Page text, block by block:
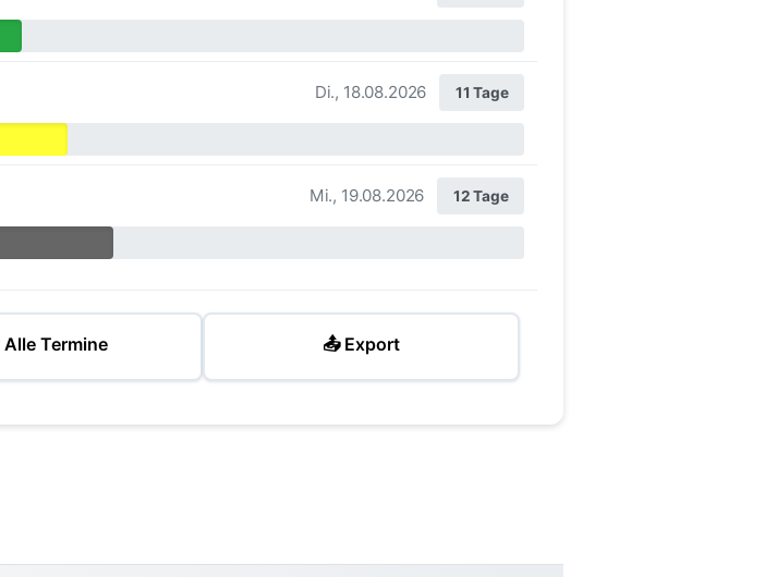
Di., 18.08.2026 11 Tage
Mi., 19.08.2026 12 Tage
Alle Termine 📤 Export